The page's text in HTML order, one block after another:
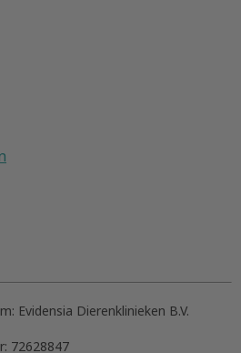
Evidensia Dierenklinieken B.V.
72628847